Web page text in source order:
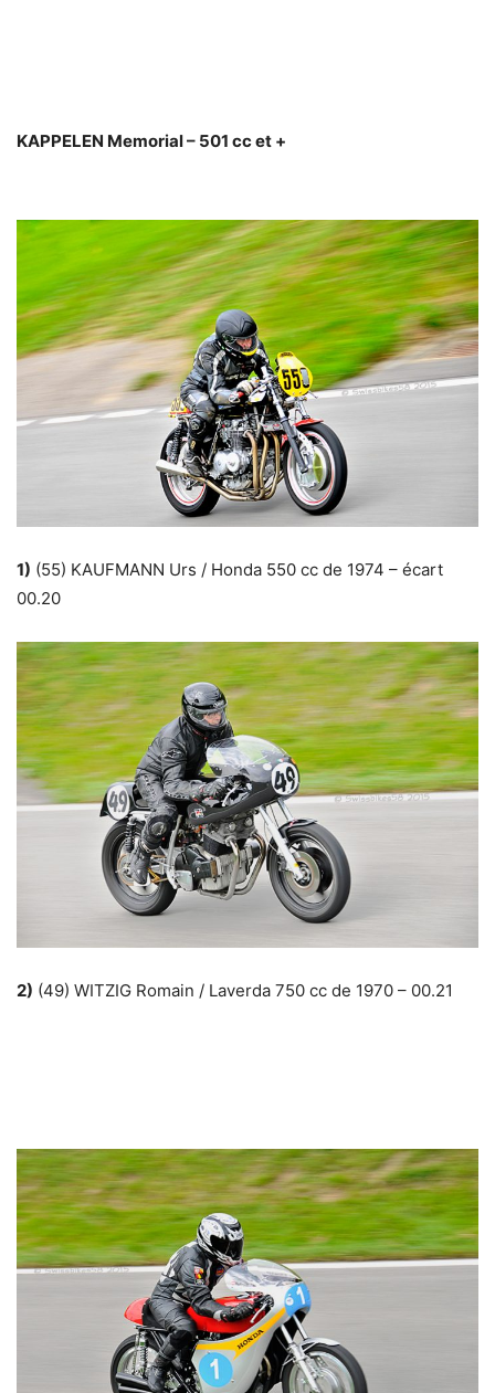
KAPPELEN Memorial – 501 cc et +
1) (55) KAUFMANN Urs / Honda 550 cc de 1974 – écart
00.20
2) (49) WITZIG Romain / Laverda 750 cc de 1970 – 00.21